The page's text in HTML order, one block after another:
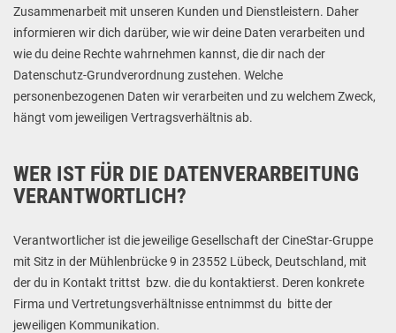
Zusammenarbeit mit unseren Kunden und Dienstleistern. Daher
informieren wir dich darüber, wie wir deine Daten verarbeiten und
wie du deine Rechte wahrnehmen kannst, die dir nach der
Datenschutz-Grundverordnung zustehen. Welche
personenbezogenen Daten wir verarbeiten und zu welchem Zweck,
hängt vom jeweiligen Vertragsverhältnis ab.
WER IST FÜR DIE DATENVERARBEITUNG
VERANTWORTLICH?
Verantwortlicher ist die jeweilige Gesellschaft der CineStar-Gruppe
mit Sitz in der Mühlenbrücke 9 in 23552 Lübeck, Deutschland, mit
der du in Kontakt trittst bzw. die du kontaktierst. Deren konkrete
Firma und Vertretungsverhältnisse entnimmst du bitte der
jeweiligen Kommunikation.